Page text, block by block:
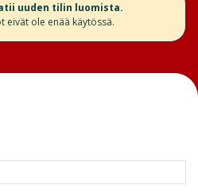
uuden tilin luomista.
eivät ole enää käytössä.